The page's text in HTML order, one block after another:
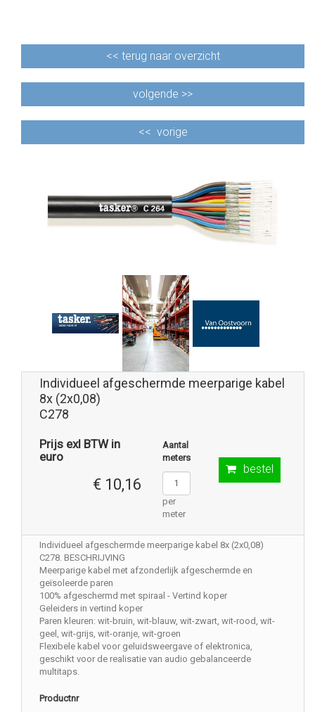
<< terug naar overzicht
volgende >>
<< vorige
Individueel afgeschermde meerparige kabel
8x (2x0,08)
C278
Prijs exl BTW in
euro
€ 10,16
Aantal
meters
per
meter
bestel
Individueel afgeschermde meerparige kabel 8x (2x0,08)
C278. BESCHRIJVING
Meerparige kabel met afzonderlijk afgeschermde en
geïsoleerde paren
100% afgeschermd met spiraal - Vertind koper
Geleiders in vertind koper
Paren kleuren: wit-bruin, wit-blauw, wit-zwart, wit-rood, wit-
geel, wit-grijs, wit-oranje, wit-groen
Flexibele kabel voor geluidsweergave of elektronica,
geschikt voor de realisatie van audio gebalanceerde
multitaps.
Productnr